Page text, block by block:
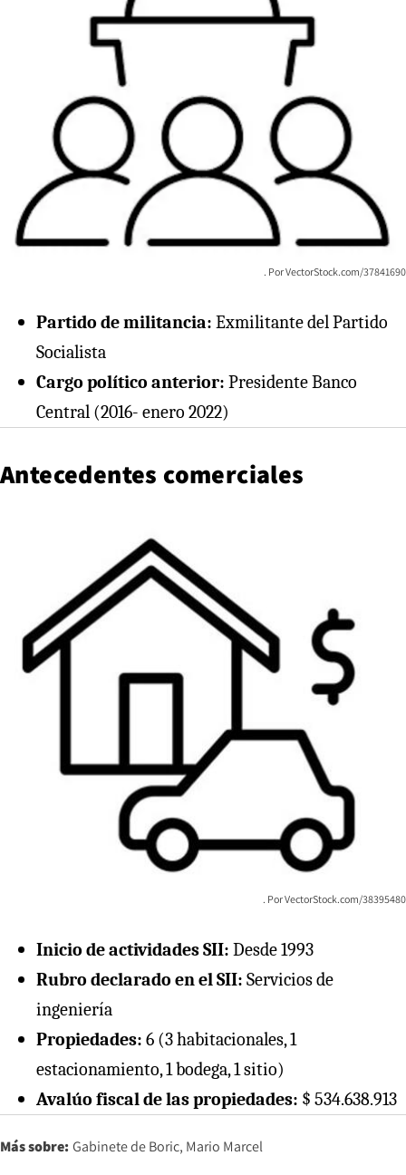
VectorStock.com/37841690
Partido de militancia: Exmilitante del Partido
Socialista
Cargo político anterior: Presidente Banco
Central (2016- enero 2022)
Antecedentes comerciales
VectorStock.com/38395480
Inicio de actividades SII: Desde 1993
Rubro declarado en el SII: Servicios de
ingeniería
Propiedades: 6 (3 habitacionales, 1
estacionamiento, 1 bodega, 1 sitio)
Avalúo fiscal de las propiedades: $ 534.638.913
Más sobre: Gabinete de Boric Mario Marcel